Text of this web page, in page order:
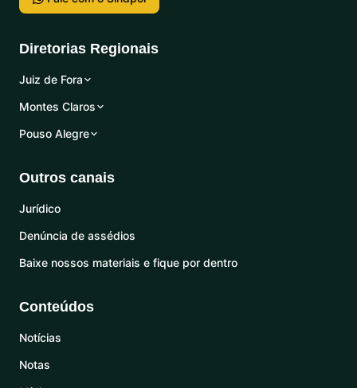
Diretorias Regionais
Juiz de Fora
Montes Claros
Pouso Alegre
Outros canais
Jurídico
Denúncia de assédios
Baixe nossos materiais e fique por dentro
Conteúdos
Notícias
Notas